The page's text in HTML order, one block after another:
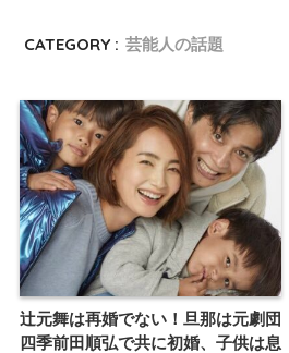
CATEGORY : 芸能人の話題
辻元舞は再婚でない！旦那は元劇団
四季前田順弘で共に初婚、子供は息